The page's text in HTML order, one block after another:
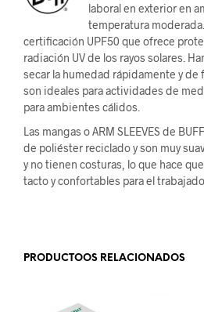
laboral en exterior en
temperatura
certificación UPF50 que ofrece
radiación UV de los rayos solares.
secar la humedad rápidamente y de
son ideales para actividades de
para ambientes cálidos.
Las mangas o ARM SLEEVES de
de poliéster reciclado y son muy
y no tienen costuras, lo que hace
tacto y confortables para el
PRODUCTOOS RELACIONADOS